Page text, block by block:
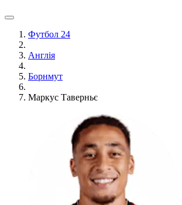
Футбол 24
Англія
Борнмут
Маркус Таверньє